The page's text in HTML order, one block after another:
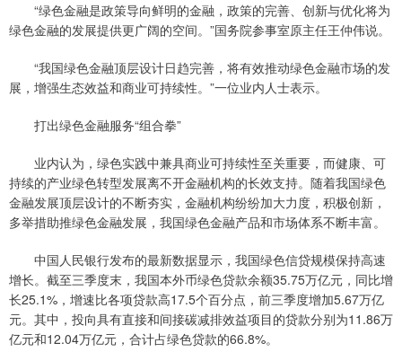
“绿色金融是政策导向鲜明的金融，政策的完善、创新与优化将为
绿色金融的发展提供更广阔的空间。”国务院参事室原主任王仲伟说。
“我国绿色金融顶层设计日趋完善，将有效推动绿色金融市场的发
展，增强生态效益和商业可持续性。”一位业内人士表示。
打出绿色金融服务“组合拳”
业内认为，绿色实践中兼具商业可持续性至关重要，而健康、可
持续的产业绿色转型发展离不开金融机构的长效支持。随着我国绿色
金融发展顶层设计的不断夯实，金融机构纷纷加大力度，积极创新，
多举措助推绿色金融发展，我国绿色金融产品和市场体系不断丰富。
中国人民银行发布的最新数据显示，我国绿色信贷规模保持高速
增长。截至三季度末，我国本外币绿色贷款余额35.75万亿元，同比增
长25.1%，增速比各项贷款高17.5个百分点，前三季度增加5.67万亿
元。其中，投向具有直接和间接碳减排效益项目的贷款分别为11.86万
亿元和12.04万亿元，合计占绿色贷款的66.8%。